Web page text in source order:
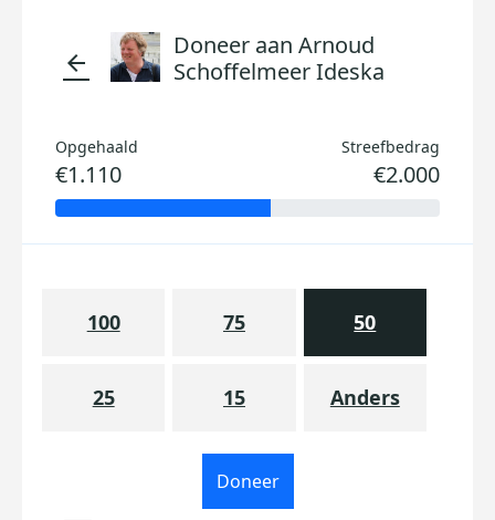
arrow_back
Doneer aan Arnoud
Schoffelmeer Ideska
Opgehaald
€1.110
Streefbedrag
€2.000
100 75 50
25 15 Anders
Doneer